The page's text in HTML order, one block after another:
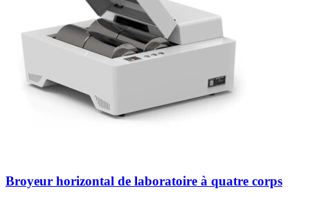
Broyeur horizontal de laboratoire à quatre corps